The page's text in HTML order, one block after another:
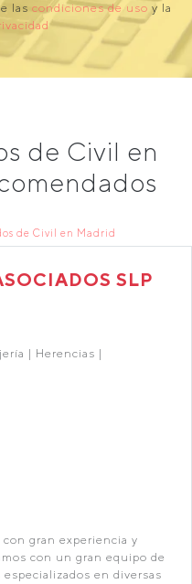
las condiciones de uso y la
de Civil en
de Civil en Madrid
SLP
| Herencias |
con gran experiencia y
con un gran equipo de
en diversas